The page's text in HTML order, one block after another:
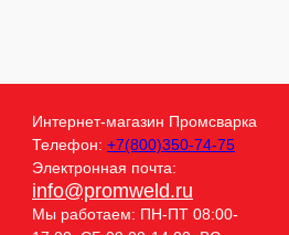
Интернет-магазин Промсварка
Телефон: +7(800)350-74-75
Электронная почта:
info@promweld.ru
Мы работаем: ПН-ПТ 08:00-